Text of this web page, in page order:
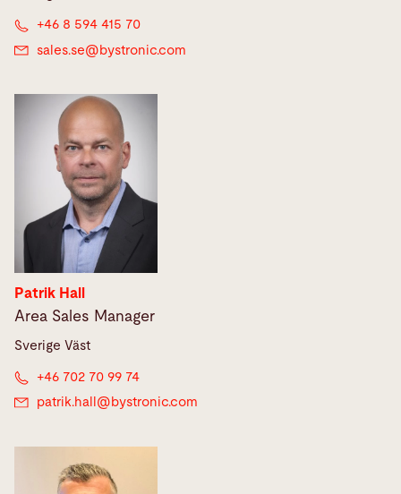
+46 8 594 415 70
sales.se@ bystronic.com
Patrik Hall
Area Sales Manager
Sverige Väst
+46 702 70 99 74
patrik.hall@ bystronic.com